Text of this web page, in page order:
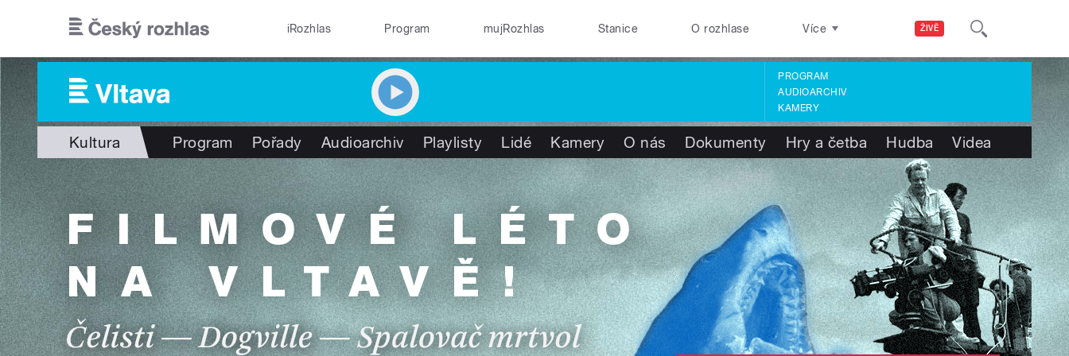
ŽIVĚ
iRozhlas Program mujRozhlas Stanice O rozhlase Více
PROGRAM
AUDIOARCHIV
KAMERY
Kultura Program Pořady Audioarchiv Playlisty Lidé Kamery O nás Dokumenty Hry a četba Hudba Videa